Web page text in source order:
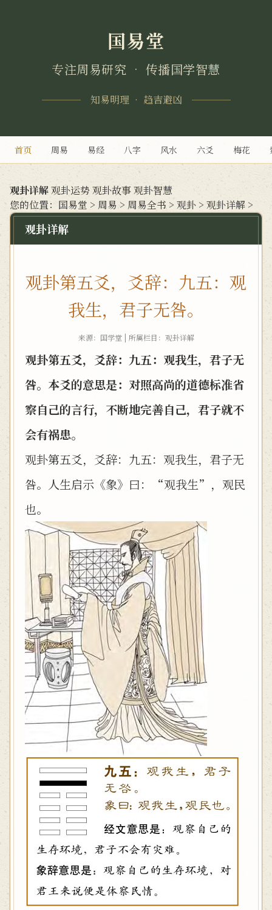
国易堂
专注周易研究 • 传播国学智慧
知易明理 • 趋吉避凶
首页 周易 易经 八字 风水 六爻 梅花
观卦详解观卦运势 观卦故事观卦智慧
您的位置： 国易堂 > 周易 > 周易全书 > 观卦 > 观卦详解 >
观卦详解
观卦第五爻，爻辞：九五：观
我生，君子无咎。
来源：国学堂 | 所属栏目： 观卦详解
观卦第五爻，爻辞：九五：观我生，君子无
咎。本爻的意思是：对照高尚的道德标准省
察自己的言行，不断地完善自己，君子就不
会有祸患。
观卦第五爻，爻辞：九五：观我生，君子无
咎。人生启示《象》曰：“观我生”，观民
也。